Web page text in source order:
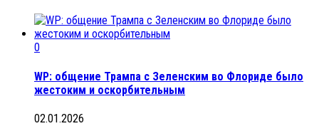
0
WP: общение Трампа с Зеленским во Флориде было
жестоким и оскорбительным
02.01.2026